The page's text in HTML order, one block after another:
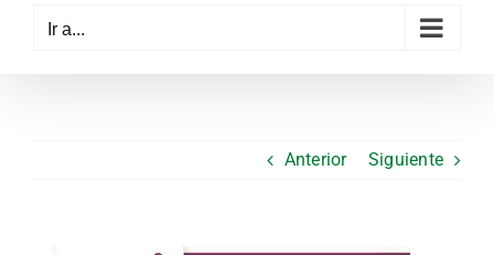
Ir a...
Anterior Siguiente